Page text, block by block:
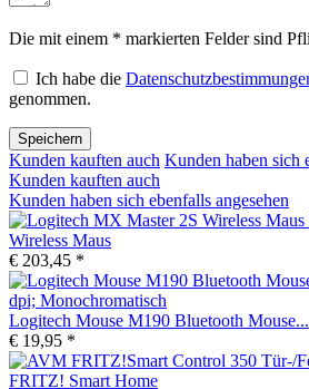
Die mit einem * markierten Felder sind
Ich habe die
genommen.
Speichern
Kunden kauften auch Kunden haben sich
Kunden kauften auch
Kunden haben sich ebenfalls angesehen
Wireless Maus
€ 203,45 *
Logitech Mouse M190 Bluetooth Mouse...
€ 19,95 *